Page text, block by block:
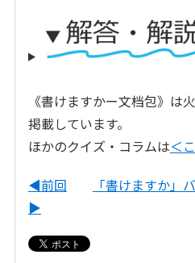
《書けますかー文档包》は
掲載しています。
ほかのクイズ・コラムは＜
◀前回
「書けますか」
▶